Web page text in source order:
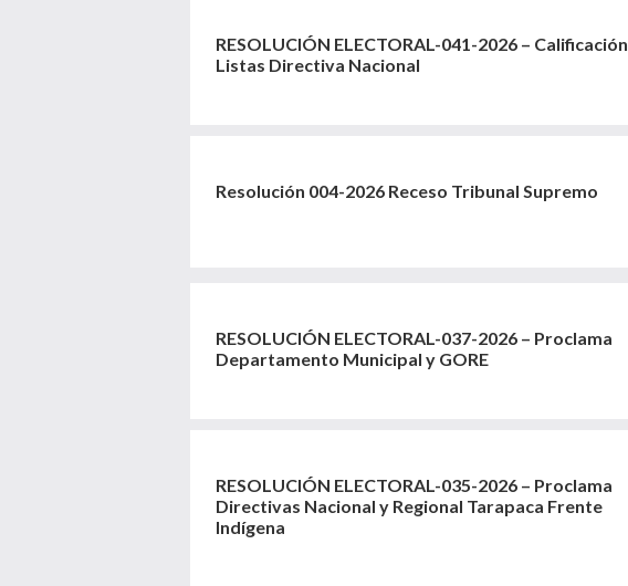
RESOLUCIÓN ELECTORAL-041-2026 – Calificación
Listas Directiva Nacional
Resolución 004-2026 Receso Tribunal Supremo
RESOLUCIÓN ELECTORAL-037-2026 – Proclama
Departamento Municipal y GORE
RESOLUCIÓN ELECTORAL-035-2026 – Proclama
Directivas Nacional y Regional Tarapaca Frente
Indígena